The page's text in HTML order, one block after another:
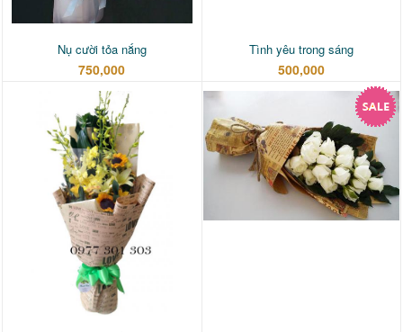
Nụ cười tỏa nắng
750,000
Tình yêu trong sáng
500,000